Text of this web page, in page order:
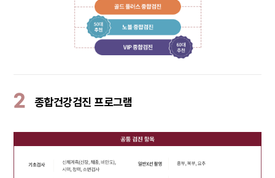
2 종합건강검진 프로그램